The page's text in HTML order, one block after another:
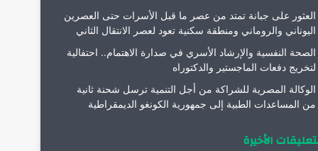
العثور على جبانة تمتد من عصر ما قبل الأسرات حتى العصرين
اليوناني والروماني ومنطقة سكنية تعود لعصر الانتقال الثاني
الصحة النفسية والإرشاد الأسري في صدارة الاهتمام.. احتفالية
لتخريج دفعات الماجستير والدكتوراه
الوكالة المصرية للشراكة من أجل التنمية ترسل شحنة ثانية
من المساعدات الطبية إلى جمهورية الكونغو الديمقراطية
الأخيرة